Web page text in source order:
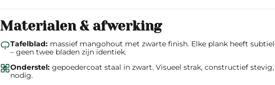
Materialen & afwerking
Tafelblad: massief mangohout met zwarte finish. Elke plank heeft
– geen twee bladen zijn identiek.
Onderstel: gepoedercoat staal in zwart. Visueel strak, constructief
nodig.